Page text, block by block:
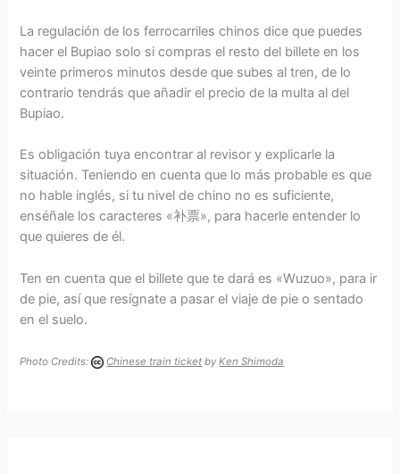
La regulación de los ferrocarriles chinos dice que puedes
hacer el Bupiao solo si compras el resto del billete en los
veinte primeros minutos desde que subes al tren, de lo
contrario tendrás que añadir el precio de la multa al del
Bupiao.
Es obligación tuya encontrar al revisor y explicarle la
situación. Teniendo en cuenta que lo más probable es que
no hable inglés, si tu nivel de chino no es suficiente,
enséñale los caracteres «补票», para hacerle entender lo
que quieres de él.
Ten en cuenta que el billete que te dará es «Wuzuo», para ir
de pie, así que resígnate a pasar el viaje de pie o sentado
en el suelo.
Photo Credits: Chinese train ticket byKen Shimoda